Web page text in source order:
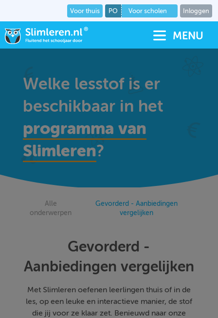
Voor thuis PO Voor scholen Inloggen
MENU
Welke lesstof is er
beschikbaar in het
programma van
Slimleren?
Alle
onderwerpen
Gevorderd - Aanbiedingen
vergelijken
Gevorderd -
Aanbiedingen vergelijken
Met Slimleren oefenen leerlingen thuis of in de
les, op een leuke en interactieve manier, de stof
die jij voor ze klaar zet. Benieuwd naar onze